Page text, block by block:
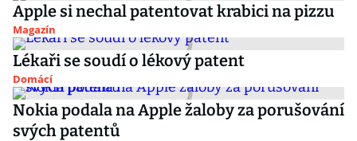
Apple si nechal patentovat krabici na pizzu
Magazín
Lékaři se soudí o lékový patent
Domácí
Nokia podala na Apple žaloby za porušování
svých patentů